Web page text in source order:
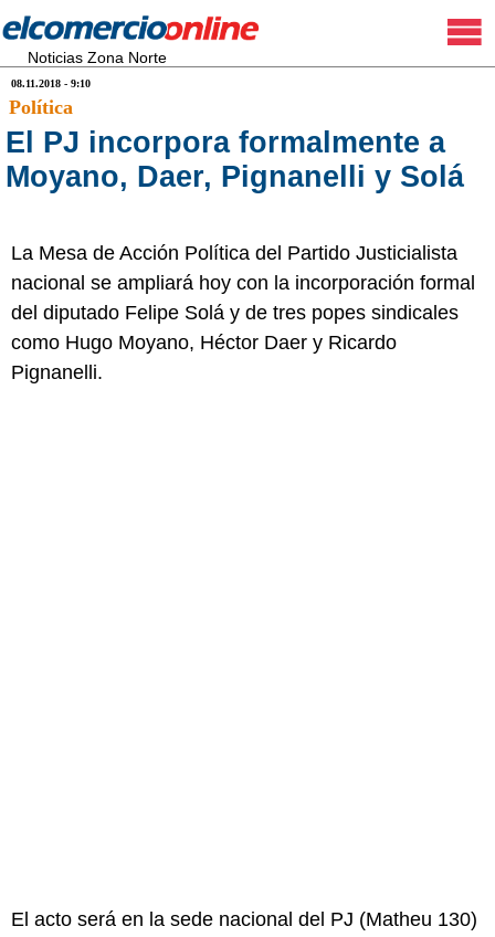
Noticias Zona Norte
08.11.2018 - 9:10
Política
El PJ incorpora formalmente a
Moyano, Daer, Pignanelli y Solá
La Mesa de Acción Política del Partido Justicialista
nacional se ampliará hoy con la incorporación formal
del diputado Felipe Solá y de tres popes sindicales
como Hugo Moyano, Héctor Daer y Ricardo
Pignanelli.
El acto será en la sede nacional del PJ (Matheu 130)